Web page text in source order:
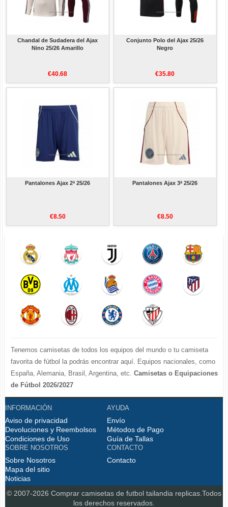
Chandal de Sudadera del Ajax
Nino 25/26 Amarillo
€40.68
Conjunto Polo del Ajax 25/26
Negro
€35.80
Pantalones Ajax 2ª 25/26
€8.50
Pantalones Ajax 3ª 25/26
€8.50
Tenemos camisetas de todos los equipos del mundo o tu camiseta
favorita de fútbol la podrás encontrar aquí. Equipos nacionales, como
España, Alemania, Brasil, Argentina, etc. Camisetas o Equipaciones
de Fútbol 2026/2027
La LIGA 2026-2027 : Real Madrid, Barcelona, Atletico Madrid, Sevilla,
Real Betis, Valencia, Athletic Bilbao, Real Sociedad, Deportivo de La
Coruna, Celta de Vigo, Cadiz, etc.
La Premier League 2026-2027 : Chelsea , Manchester City,
Manchester United, Arsenal, Liverpool, etc.
Fiorentina, etc.
Bundesliga 2026-2027 : Bayern Munich, Borussia Dortmund, etc.
Ligue 1 2026-2027 : PSG, etc.
Disfruta personalizando tuscamisetas de futbol tailandia replicas
INFORMACIÓN
Aviso de privacidad
Devoluciones y Reembolsos
Condiciones de Uso
AYUDA
Envío
Métodos de Pago
Guía de Tallas
SOBRE NOSOTROS
Sobre Nosotros
Mapa del sitio
Noticias
CONTACTO
Contacto
© 2007-2026 Comprar camisetas de futbol tailandia replicas.Todos
los derechos reservados.